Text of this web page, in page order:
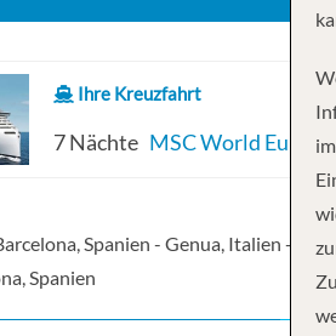
Ihre Kreuzfahrt
7 Nächte MSC World Europa
Spanien - Genua, Italien -
Spanien
im